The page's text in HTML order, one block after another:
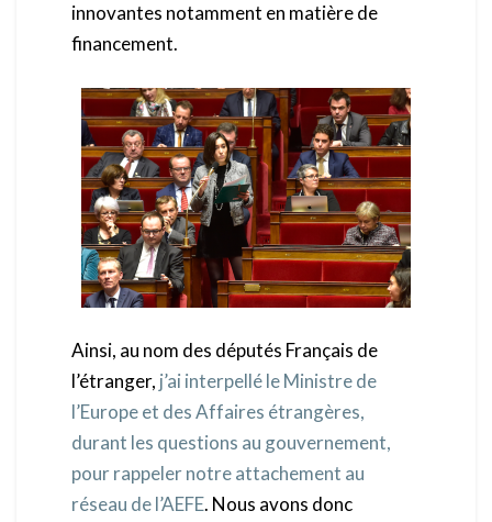
innovantes notamment en matière de
financement.
Ainsi, au nom des députés Français de
l’étranger, j’ai interpellé le Ministre de
l’Europe et des Affaires étrangères,
durant les questions au gouvernement,
pour rappeler notre attachement au
réseau de l’AEFE. Nous avons donc